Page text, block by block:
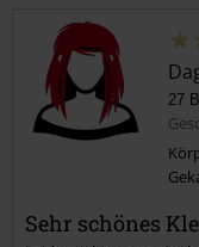
Kommentar jetzt
27
Sehr schönes